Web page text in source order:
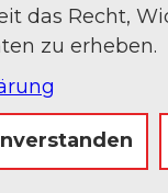
das Recht,
zu erheben.